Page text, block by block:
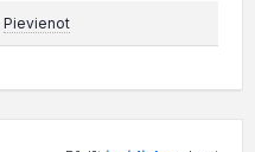
Pievienot